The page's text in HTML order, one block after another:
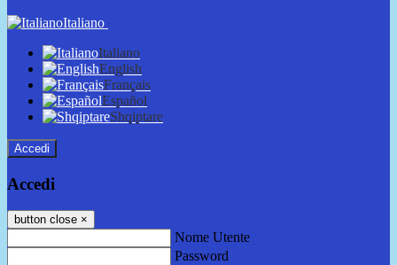
Italiano
Italiano
English
Français
Español
Shqiptare
Accedi
Accedi
button close ×
Nome Utente
Password